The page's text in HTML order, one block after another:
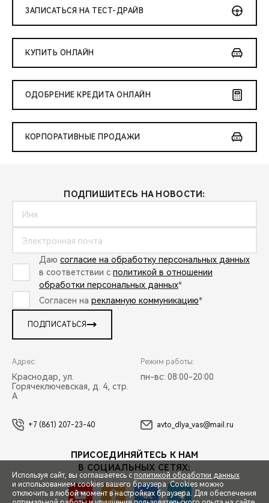
ЗАПИСАТЬСЯ НА ТЕСТ-ДРАЙВ
КУПИТЬ ОНЛАЙН
ОДОБРЕНИЕ КРЕДИТА ОНЛАЙН
КОРПОРАТИВНЫЕ ПРОДАЖИ
ПОДПИШИТЕСЬ НА НОВОСТИ:
Даю согласие на обработку персональных данных
в соответствии с политикой в отношении
обработки персональных данных*
Согласен на рекламную коммуникацию*
ПОДПИСАТЬСЯ
Адрес:
Краснодар, ул.
Горячеключевская, д. 4, стр.
А
Режим работы:
пн-вс: 08:00-20:00
+7 (861) 207-23-40 avto_dlya_vas@mail.ru
ПРИСОЕДИНЯЙТЕСЬ К НАМ
В СОЦИАЛЬНЫХ СЕТЯХ:
Используя сайт, вы соглашаетесь с политикой обработки данных
и использованием cookies вашего браузера. Cookies можно
отключить в любой момент в настройках браузера. Для обеспечения